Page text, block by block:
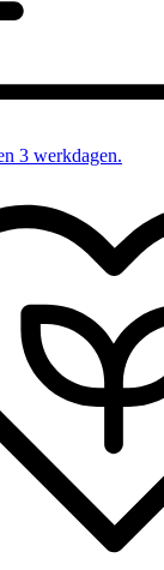
3 werkdagen.